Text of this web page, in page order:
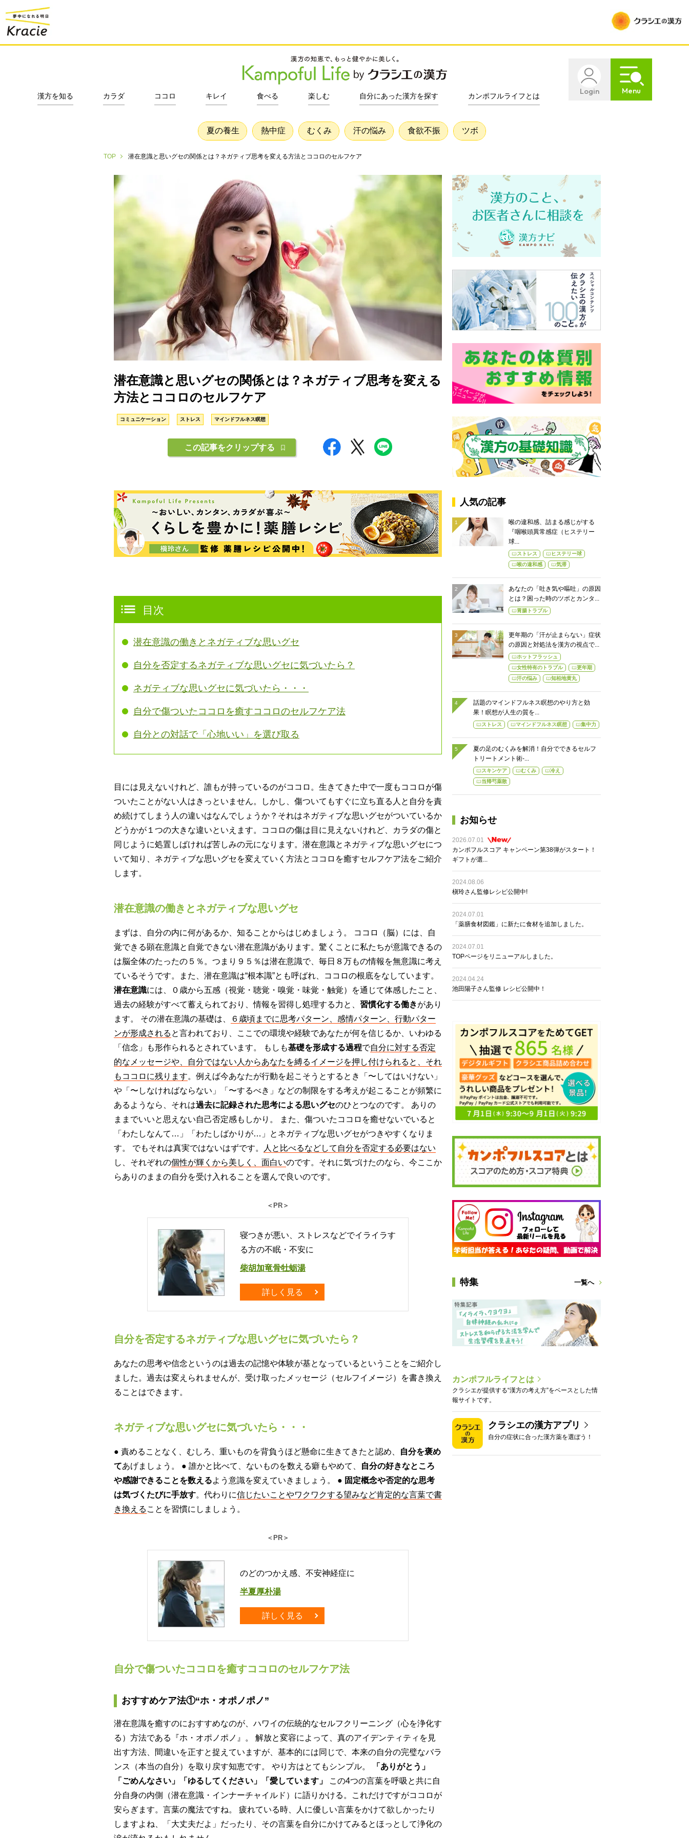
Login Menu
漢方を知る カラダ ココロ キレイ 食べる 楽しむ 自分にあった漢方を探す カンポフルライフとは
夏の養生 熱中症 むくみ 汗の悩み 食欲不振 ツボ
TOP 潜在意識と思いグセの関係とは？ネガティブ思考を変える方法とココロのセルフケア
潜在意識と思いグセの関係とは？ネガティブ思考を変える
方法とココロのセルフケア
コミュニケーション ストレス マインドフルネス瞑想
この記事をクリップする
目次
潜在意識の働きとネガティブな思いグセ
自分を否定するネガティブな思いグセに気づいたら？
ネガティブな思いグセに気づいたら・・・
自分で傷ついたココロを癒すココロのセルフケア法
自分との対話で「心地いい」を選び取る
目には見えないけれど、誰もが持っているのがココロ。生きてきた中で一度もココロが傷
ついたことがない人はきっといません。しかし、傷ついてもすぐに立ち直る人と自分を責
め続けてしまう人の違いはなんでしょうか？それはネガティブな思いグセがついているか
どうかが１つの大きな違いといえます。ココロの傷は目に見えないけれど、カラダの傷と
同じように処置しばければ苦しみの元になります。潜在意識とネガティブな思いグセにつ
いて知り、ネガティブな思いグセを変えていく方法とココロを癒すセルフケア法をご紹介
します。
潜在意識の働きとネガティブな思いグセ
まずは、自分の内に何があるか、知ることからはじめましょう。 ココロ（脳）には、自
覚できる顕在意識と自覚できない潜在意識があります。驚くことに私たちが意識できるの
は脳全体のたったの５％。つまり９５％は潜在意識で、毎日８万もの情報を無意識に考え
ているそうです。また、潜在意識は“根本識”とも呼ばれ、ココロの根底をなしています。
潜在意識には、０歳から五感（視覚・聴覚・嗅覚・味覚・触覚）を通じて体感したこと、
過去の経験がすべて蓄えられており、情報を習得し処理する力と、 習慣化する働きがあり
ます。 その潜在意識の基礎は、
６歳頃までに思考パターン、感情パターン、行動パター
ンが形成される と言われており、ここでの環境や経験であなたが何を信じるか、いわゆる
「信念」も形作られるとされています。 もしも基礎を形成する過程で自分に対する否定
的なメッセージや、自分ではない人からあなたを縛るイメージを押し付けられると、それ
もココロに残ります。例えば今あなたが行動を起こそうとするとき「〜してはいけない」
や「〜しなければならない」「〜するべき」などの制限をする考えが起こることが頻繁に
あるようなら、それは過去に記録された思考による思いグセのひとつなのです。 ありの
ままでいいと思えない自己否定感もしかり。 また、傷ついたココロを癒せないでいると
「わたしなんて…」「わたしばかりが…」とネガティブな思いグセがつきやすくなりま
す。 でもそれは真実ではないはずです。
人と比べるなどして自分を否定する必要はない
し、それぞれの個性が輝くから美しく、面白いのです。それに気づけたのなら、今ここか
らありのままの自分を受け入れることを選んで良いのです。
＜PR＞
寝つきが悪い、ストレスなどでイライラす
る方の不眠・不安に
柴胡加竜骨牡蛎湯
詳しく見る
自分を否定するネガティブな思いグセに気づいたら？
あなたの思考や信念というのは過去の記憶や体験が基となっているということをご紹介し
ました。過去は変えられませんが、受け取ったメッセージ（セルフイメージ）を書き換え
ることはできます。
ネガティブな思いグセに気づいたら・・・
● 責めることなく、むしろ、重いものを背負うほど懸命に生きてきたと認め、
自分を褒め
てあげましょう。 ● 誰かと比べて、ないものを数える癖もやめて、
自分の好きなところ
や感謝できることを数えるよう意識を変えていきましょう。 ● 固定概念や否定的な思考
は気づくたびに手放す。代わりに信じたいことやワクワクする望みなど肯定的な言葉で書
き換える ことを習慣にしましょう。
＜PR＞
のどのつかえ感、不安神経症に
半夏厚朴湯
詳しく見る
自分で傷ついたココロを癒すココロのセルフケア法
おすすめケア法①“ホ・オポノポノ”
潜在意識を癒すのにおすすめなのが、ハワイの伝統的なセルフクリーニング（心を浄化す
る）方法である『ホ・オポノポノ』。 解放と変容によって、真のアイデンティティを見
出す方法、間違いを正すと捉えていますが、基本的には同じで、本来の自分の完璧なバラ
ンス（本当の自分）を取り戻す知恵です。 やり方はとてもシンプル。
「ありがとう」
「ごめんなさい」「ゆるしてください」「愛しています」
この4つの言葉を呼吸と共に自
分自身の内側（潜在意識・インナーチャイルド）に語りかける。これだけですがココロが
安らぎます。言葉の魔法ですね。 疲れている時、人に優しい言葉をかけて欲しかったり
しますよね、「大丈夫だよ」だったり、その言葉を自分にかけてみるとほっとして浄化の
人気の記事
喉の違和感、詰まる感じがする
『咽喉頭異常感症（ヒステリー
球...
ストレス
ヒステリー球
喉の違和感
気滞
あなたの「吐き気や嘔吐」の原因
とは？困った時のツボとカンタ...
胃腸トラブル
更年期の「汗が止まらない」症状
の原因と対処法を漢方の視点で...
ホットフラッシュ
女性特有のトラブル
更年期
汗の悩み
知柏地黄丸
話題のマインドフルネス瞑想のやり方と効
果！瞑想が人生の質を...
ストレス マインドフルネス瞑想 集中力
夏の足のむくみを解消！自分でできるセルフ
トリートメント術-...
スキンケア むくみ
冷え
当帰芍薬散
お知らせ
2026.07.01
カンポフルスコア キャンペーン第38弾がスタート！
ギフトが選...
2024.08.06
槇玲さん監修レシピ公開中!
2024.07.01
「薬膳食材図鑑」に新たに食材を追加しました。
2024.07.01
TOPページをリニューアルしました。
2024.04.24
池田陽子さん監修 レシピ公開中！
特集 一覧へ
カンポフルライフとは
クラシエが提供する“漢方の考え方”をベースとした情
報サイトです。
クラシエの漢方アプリ
自分の症状に合った漢方薬を選ぼう！